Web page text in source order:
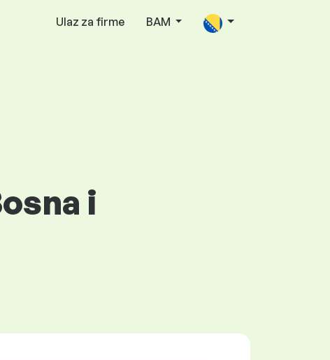
Ulaz za firme BAM
i